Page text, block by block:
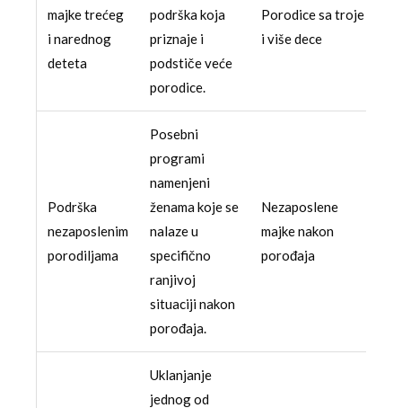
majke trećeg
i narednog
deteta
podrška koja
priznaje i
podstiče veće
porodice.
Porodice sa troje
i više dece
Podrška
nezaposlenim
porodiljama
Posebni
programi
namenjeni
ženama koje se
nalaze u
specifično
ranjivoj
situaciji nakon
porođaja.
Nezaposlene
majke nakon
porođaja
Uklanjanje
jednog od